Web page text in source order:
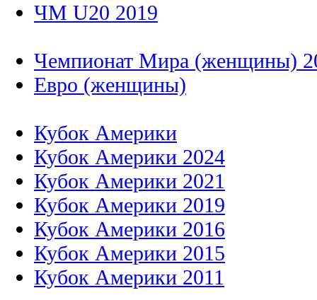
ЧМ U20 2019
Чемпионат Мира (женщины)
Евро (женщины)
Кубок Америки
Кубок Америки 2024
Кубок Америки 2021
Кубок Америки 2019
Кубок Америки 2016
Кубок Америки 2015
Кубок Америки 2011